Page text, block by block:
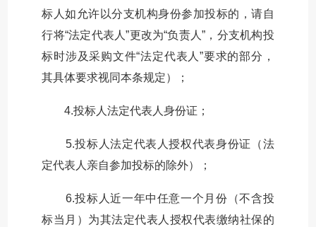
标人如允许以分支机构身份参加投标的，请自
行将“法定代表人”更改为“负责人”，分支机构投
标时涉及采购文件“法定代表人”要求的部分，
其具体要求视同本条规定）；
4.投标人法定代表人身份证；
5.投标人法定代表人授权代表身份证（法
定代表人亲自参加投标的除外）；
6.投标人近一年中任意一个月份（不含投
标当月）为其法定代表人授权代表缴纳社保的